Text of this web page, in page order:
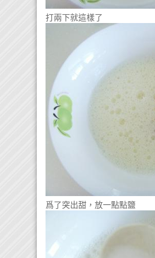
打兩下就這樣了
爲了突出甜，放一點點鹽